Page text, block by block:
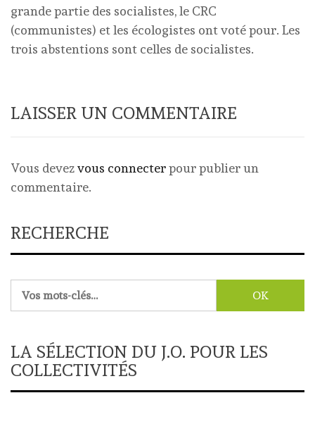
grande partie des socialistes, le CRC
(communistes) et les écologistes ont voté pour. Les
trois abstentions sont celles de socialistes.
LAISSER UN COMMENTAIRE
Vous devezvous connecterpour publier un
commentaire.
RECHERCHE
LA SÉLECTION DU J.O. POUR LES
COLLECTIVITÉS